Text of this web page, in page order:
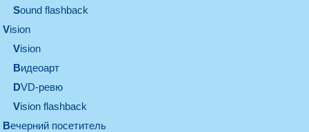
Sound flashback
vision
vision
видеоарт
DVD-ревю
Vision flashback
вечерний посетитель